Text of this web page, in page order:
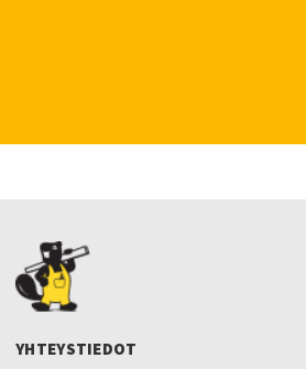
YHTEYSTIEDOT